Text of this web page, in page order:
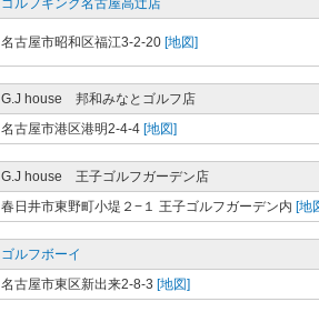
ゴルフキング名古屋高辻店
名古屋市昭和区福江3-2-20 [地図]
G.J house 邦和みなとゴルフ店
名古屋市港区港明2-4-4 [地図]
G.J house 王子ゴルフガーデン店
春日井市東野町小堤２−１ 王子ゴルフガーデン内 [地
ゴルフボーイ
名古屋市東区新出来2-8-3 [地図]